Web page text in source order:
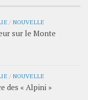
/ NOUVELLE
sur le Monte
/ NOUVELLE
des « Alpini »